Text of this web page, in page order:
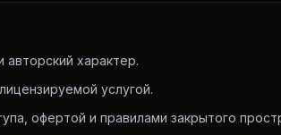
характер.
услугой.
офертой и правилами закрытого